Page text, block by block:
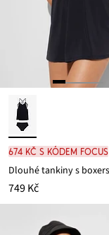
674 Kč s kódem FOCUS
749 Kč